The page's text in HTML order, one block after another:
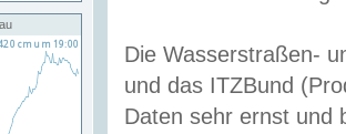
Die Wasserstraßen-
und das ITZBund
Daten sehr ernst und